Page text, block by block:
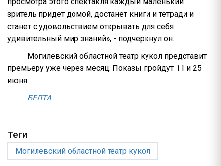
зритель придет домой, достанет книги и тетради и
станет с удовольствием открывать для себя
удивительный мир знаний», - подчеркнул он.
Могилевский областной театр кукол представит
премьеру уже через месяц. Показы пройдут 11 и 25
июня.
БЕЛТА
Теги
Могилевский областной театр кукол